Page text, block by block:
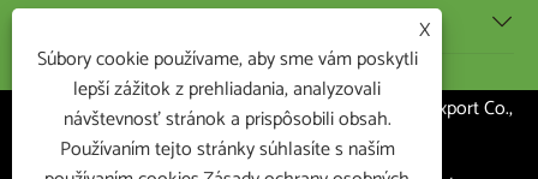
Správy 
Copyright © 2020 Ningbo BEST-HOME Import and Export Co.,
Ltd. Všetky práva vyhradené
X
Súbory cookie používame, aby sme vám poskytli
lepší zážitok z prehliadania, analyzovali
návštevnosť stránok a prispôsobili obsah.
Používaním tejto stránky súhlasíte s naším